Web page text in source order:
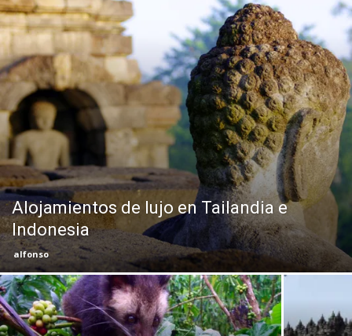
My
Eyes
Alojamientos de lujo en Tailandia e
Indonesia
alfonso